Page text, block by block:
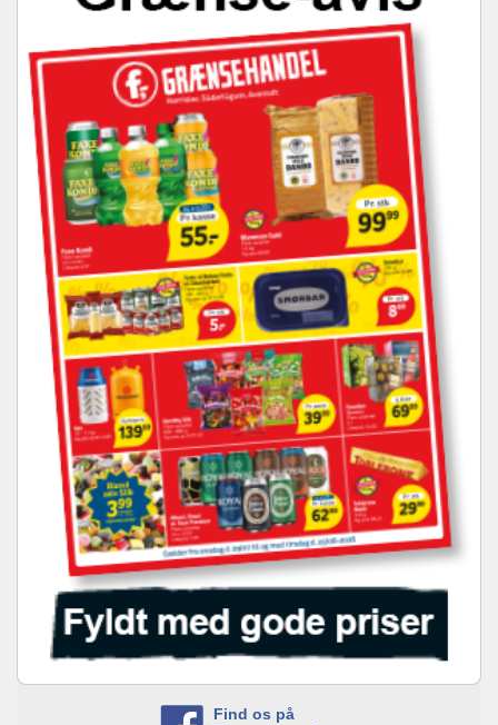
Find os på